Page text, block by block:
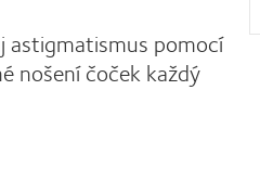
astigmatismus pomocí
nošení čoček každý